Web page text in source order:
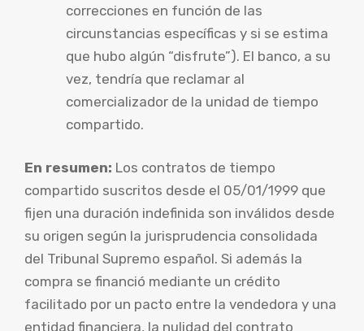
correcciones en función de las
circunstancias específicas y si se estima
que hubo algún “disfrute”). El banco, a su
vez, tendría que reclamar al
comercializador de la unidad de tiempo
compartido.
En resumen: Los contratos de tiempo
compartido suscritos desde el 05/01/1999 que
fijen una duración indefinida son inválidos desde
su origen según la jurisprudencia consolidada
del Tribunal Supremo español. Si además la
compra se financió mediante un crédito
facilitado por un pacto entre la vendedora y una
entidad financiera, la nulidad del contrato